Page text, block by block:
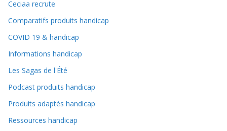
Ceciaa recrute
Comparatifs produits handicap
COVID 19 & handicap
Informations handicap
Les Sagas de l'Été
Podcast produits handicap
Produits adaptés handicap
Ressources handicap